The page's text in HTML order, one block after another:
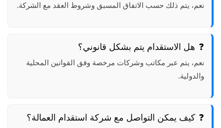
نعم، يتم ذلك حسب الاتفاق المسبق وشروط العقد مع الشركة.
هل الاستقدام يتم بشكل قانوني؟
نعم، يتم عبر مكاتب وشركات مرخصة وفق القوانين المحلية
والدولية.
كيف يمكن التواصل مع شركة استقدام العمالة؟